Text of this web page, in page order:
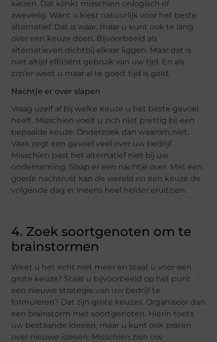
kiezen. Dat klinkt misschien onlogisch of
zweverig. Want u kiest natuurlijk voor het beste
alternatief. Dat is waar, maar u kunt ook te lang
over een keuze doen. Bijvoorbeeld als
alternatieven dichtbij elkaar liggen. Maar dat is
niet altijd efficiënt gebruik van uw tijd. En als
zzp’er weet u maar al te goed: tijd is geld.
Nachtje er over slapen
Vraag uzelf af bij welke keuze u het beste gevoel
heeft. Misschien voelt u zich niet prettig bij een
bepaalde keuze. Onderzoek dan waarom niet.
Vaak zegt een gevoel veel over uw bedrijf.
Misschien past het alternatief niet bij uw
onderneming. Slaap er een nachtje over. Met een
goede nachtrust kan de wereld en een keuze de
volgende dag er ineens heel helder eruitzien.
4. Zoek soortgenoten om te
brainstormen
Weet u het echt niet meer en staat u voor een
grote keuze? Staat u bijvoorbeeld op het punt
een nieuwe strategie van uw bedrijf te
formuleren? Dat zijn grote keuzes. Organiseer dan
een brainstorm met soortgenoten. Hierin toets
uw bestaande ideeën, maar u kunt ook praten
over nieuwe ideeën. Misschien zien uw